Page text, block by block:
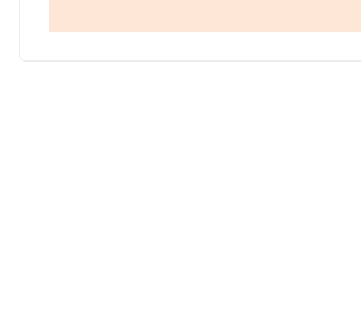
entre todas las compañías,